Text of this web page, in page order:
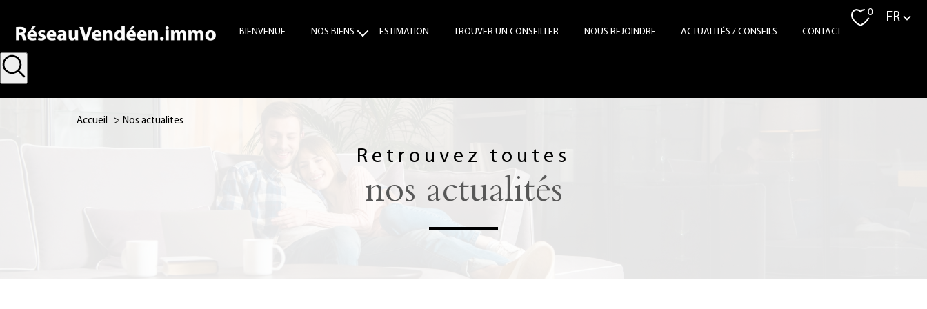
0 Langue
FR
BIENVENUE NOS BIENS ESTIMATION TROUVER UN CONSEILLER NOUS REJOINDRE ACTUALITÉS / CONSEILS CONTACT
Accueil Nos actualites
Retrouvez toutes
nos actualités